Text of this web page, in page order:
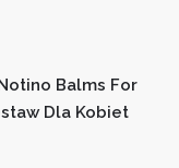
Balms For
Dla Kobiet